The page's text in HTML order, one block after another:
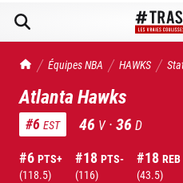
TrashTalk Actu NBA
Équipes NBA HAWKS
Atlanta Hawks
#6 EST 46 V ·36 D
#6 PTS+
(118.5)
#18 PTS-
(116)
#18 REB
(43.5)